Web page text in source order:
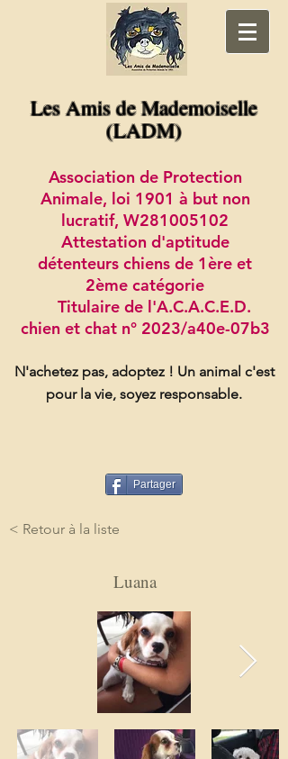
Les Amis de Mademoiselle
(LADM)
Association de Protection
Animale, loi 1901 à but non
lucratif, W281005102
Attestation d'aptitude
détenteurs chiens de 1ère et
2ème catégorie
Titulaire de l'A.C.A.C.E.D.
chien et chat n° 2023/a40e-07b3
N'achetez pas, adoptez ! Un animal c'est
pour la vie, soyez responsable.
Partager
< Retour à la liste
Luana